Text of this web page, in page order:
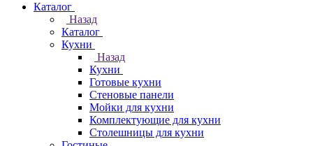
Каталог
Назад
Каталог
Кухни
Назад
Кухни
Готовые кухни
Стеновые панели
Мойки для кухни
Комплектующие для кухни
Столешницы для кухни